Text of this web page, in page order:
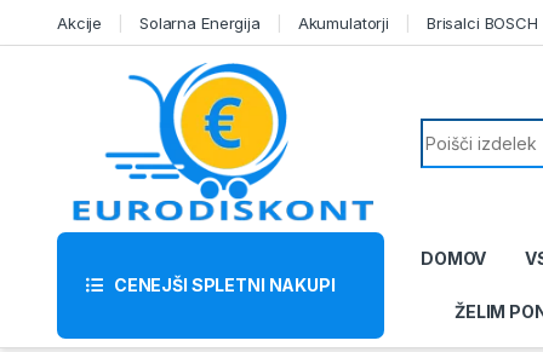
Skip to navigation
Akcije Solarna Energija Akumulatorji Brisalci BOSCH
Search for:
CENEJŠI SPLETNI NAKUPI
DOMOV
ŽELIM